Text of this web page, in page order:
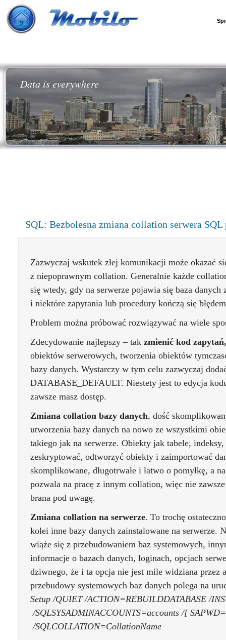
Data is everywhere
SQL: Bezbolesna zmiana collation serwera
Zazwyczaj wskutek złej komunikacji może okazać
z niepoprawnym collation. Generalnie każde
się wtedy, gdy na serwerze pojawia się baza
i niektóre zapytania lub procedury kończą się
Problem można próbować rozwiązywać na wiele
Zdecydowanie najlepszy – tak zmienić kod zapytań,
obiektów serwerowych, tworzenia obiektów
bazy danych. Wystarczy w tym celu zazwyczaj
DATABASE_DEFAULT. Niestety jest to edycja
zawsze masz dostęp.
Zmiana collation bazy danych, dość
utworzenia bazy danych na nowo ze wszystkimi
takiego jak na serwerze. Obiekty jak tabele,
zeskryptować, odtworzyć obiekty i zaimportować
skomplikowane, długotrwałe i łatwo o pomyłkę, a
pozwala na pracę z innym collation, więc nie
brana pod uwagę.
Zmiana collation na serwerze. To trochę
kolei inne bazy danych zainstalowane na serwerze.
wiąże się z przebudowaniem baz systemowych,
informacje o bazach danych, loginach, opcjach
dziwnego, że i ta opcja nie jest mile widziana przez
przebudowy systemowych baz danych polega na
Setup /QUIET /ACTION=REBUILDDATABASE /
/SQLSYSADMINACCOUNTS=accounts /[
/SQLCOLLATION=CollationName